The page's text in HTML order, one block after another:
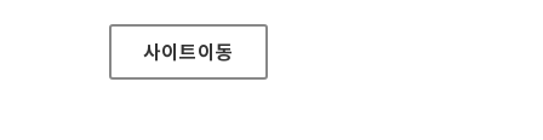
사이트이동